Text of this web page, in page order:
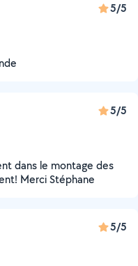
5/5
5/5
dans le montage des
Merci Stéphane
5/5